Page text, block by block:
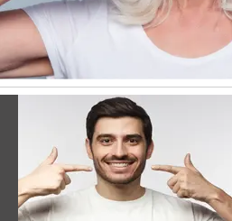
Vorige